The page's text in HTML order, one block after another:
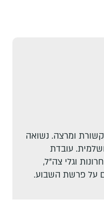
ומרצה. נשואה
עובדת
וגלי צה"ל,
על פרשת השבוע.